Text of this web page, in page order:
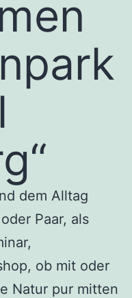
dem Alltag
Paar, als
ob mit oder
Natur pur mitten